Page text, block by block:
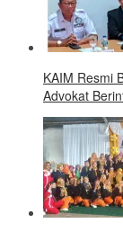
KAIM Resmi
Advokat